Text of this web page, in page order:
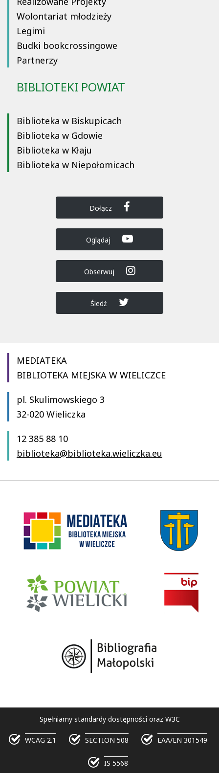
Wolontariat młodzieży
Legimi
Budki bookcrossingowe
Partnerzy
BIBLIOTEKI POWIAT
Biblioteka w Biskupicach
Biblioteka w Gdowie
Biblioteka w Kłaju
Biblioteka w Niepołomicach
Dołącz
Oglądaj
Obserwuj
Śledź
MEDIATEKA
BIBLIOTEKA MIEJSKA W WIELICZCE
pl. Skulimowskiego 3
32-020 Wieliczka
12 385 88 10
biblioteka@biblioteka.wieliczka.eu
Spełniamy standardy dostępności oraz W3C
WCAG 2.1 SECTION 508 EAA/EN 301549
IS 5568